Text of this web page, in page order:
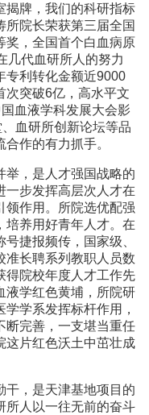
揭牌，我们的科研指标
院长荣获第三届全国
奖，全国首个白血病原
几代血研所人的努力
专利转化金额近9000
次突破6亿，高水平文
血液学科发展大会影
血研所创新论坛等品
作的有力抓手。
举，是人才强国战略的
一步发挥高层次人才在
领作用。所院选优配强
培养用好青年人才。在
捷报频传，国家级、
准长聘系列教职人员数
得院校年度人才工作先
液学红色黄埔，所院研
学系发挥标杆作用，
断完善，一支堪当重任
这片红色沃土中茁壮成
干，是天津基地项目的
所人以一往无前的奋斗